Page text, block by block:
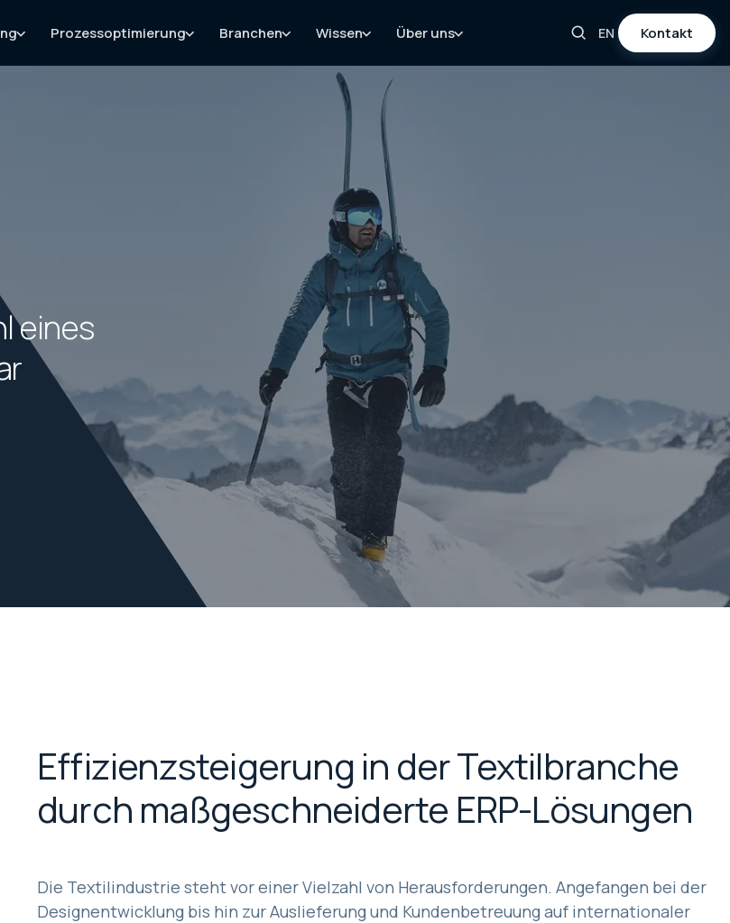
Prozessoptimierung Branchen Wissen Über uns EN Kontakt
eines
Effizienzsteigerung in der Textilbranche
durch maßgeschneiderte ERP-Lösungen
Die Textilindustrie steht vor einer Vielzahl von Herausforderungen. Angefangen bei der
Designentwicklung bis hin zur Auslieferung und Kundenbetreuung auf internationaler